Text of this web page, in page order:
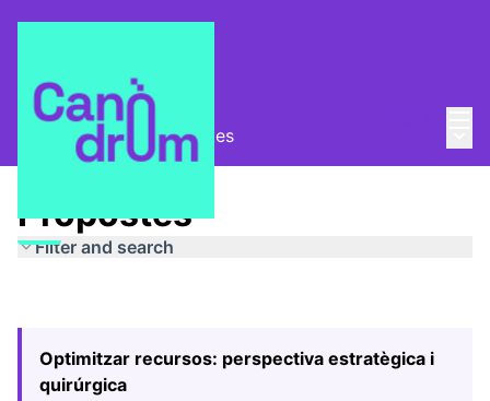
Pla Estratègic Propostes
Propostes
Filter and search
Optimitzar recursos: perspectiva estratègica i
quirúrgica